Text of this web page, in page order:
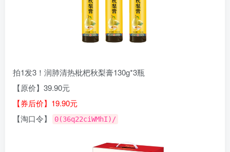
拍1发3！润肺清热枇杷秋梨膏130g*3瓶
【原价】39.90元
【券后价】19.90元
【淘口令】
0(36q22ciWMhI)/